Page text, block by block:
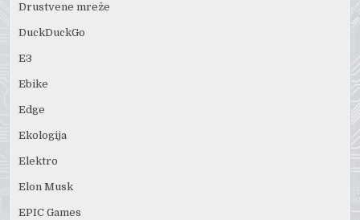
Drustvene mreže
DuckDuckGo
E3
Ebike
Edge
Ekologija
Elektro
Elon Musk
EPIC Games